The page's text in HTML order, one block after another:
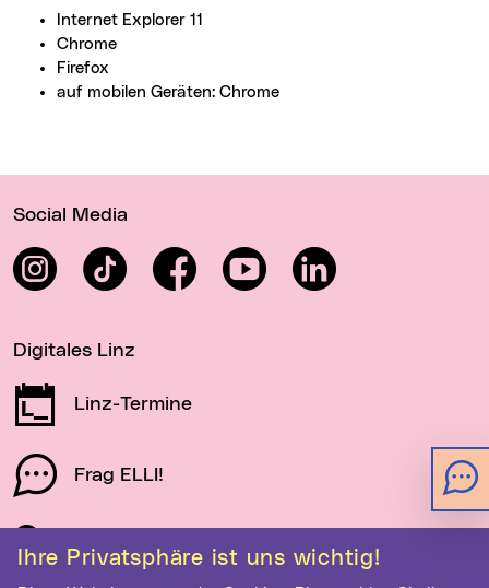
Ihre Privatsphäre ist uns wichtig!
Internet Explorer 11
Chrome
Firefox
auf mobilen Geräten: Chrome
Social Media
InstagramTikTok FacebookYouTube LinkedIn
Digitales Linz
Linz-Termine
Frag ELLI!
Schau auf Linz